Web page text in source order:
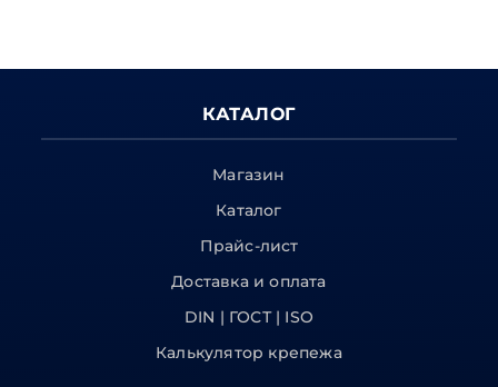
КАТАЛОГ
Магазин
Каталог
Прайс-лист
Доставка и оплата
DIN | ГОСТ | ISO
Калькулятор крепежа